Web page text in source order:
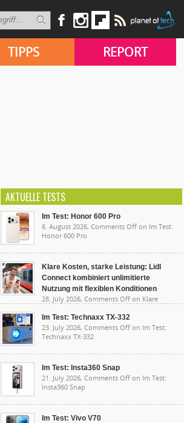
TIPPS REPORT
AKTUELLE TESTS
Im Test: Honor 600 Pro
6. August 2026, Comments Off on Im Test:
Honor 600 Pro
Klare Kosten, starke Leistung: Lidl
Connect kombiniert unlimitierte
Nutzung mit flexiblen Konditionen
28. July 2026, Comments Off on Klare
unlimitierte Nutzung mit flexiblen Konditionen
Im Test: Technaxx TX-332
23. July 2026, Comments Off on Im Test:
Technaxx TX-332
Im Test: Insta360 Snap
21. July 2026, Comments Off on Im Test:
Insta360 Snap
Im Test: Vivo V70